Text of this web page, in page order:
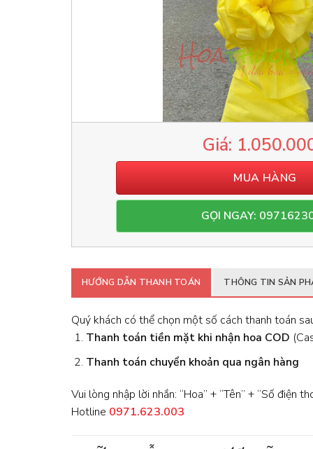
MUA HÀNG
GỌI NGAY:
HƯỚNG DẪN THANH TOÁN THÔNG TIN SẢN
Quý khách có thể chọn một số cách thanh toán
Thanh toán tiền mặt khi nhận hoa COD
Thanh toán chuyển khoản qua ngân hàng
Vui lòng nhập lời nhắn: “Hoa” + “Tên” + “Số điện
Hotline 0971.623.003